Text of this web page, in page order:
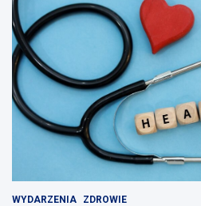
WYDARZENIA ZDROWIE